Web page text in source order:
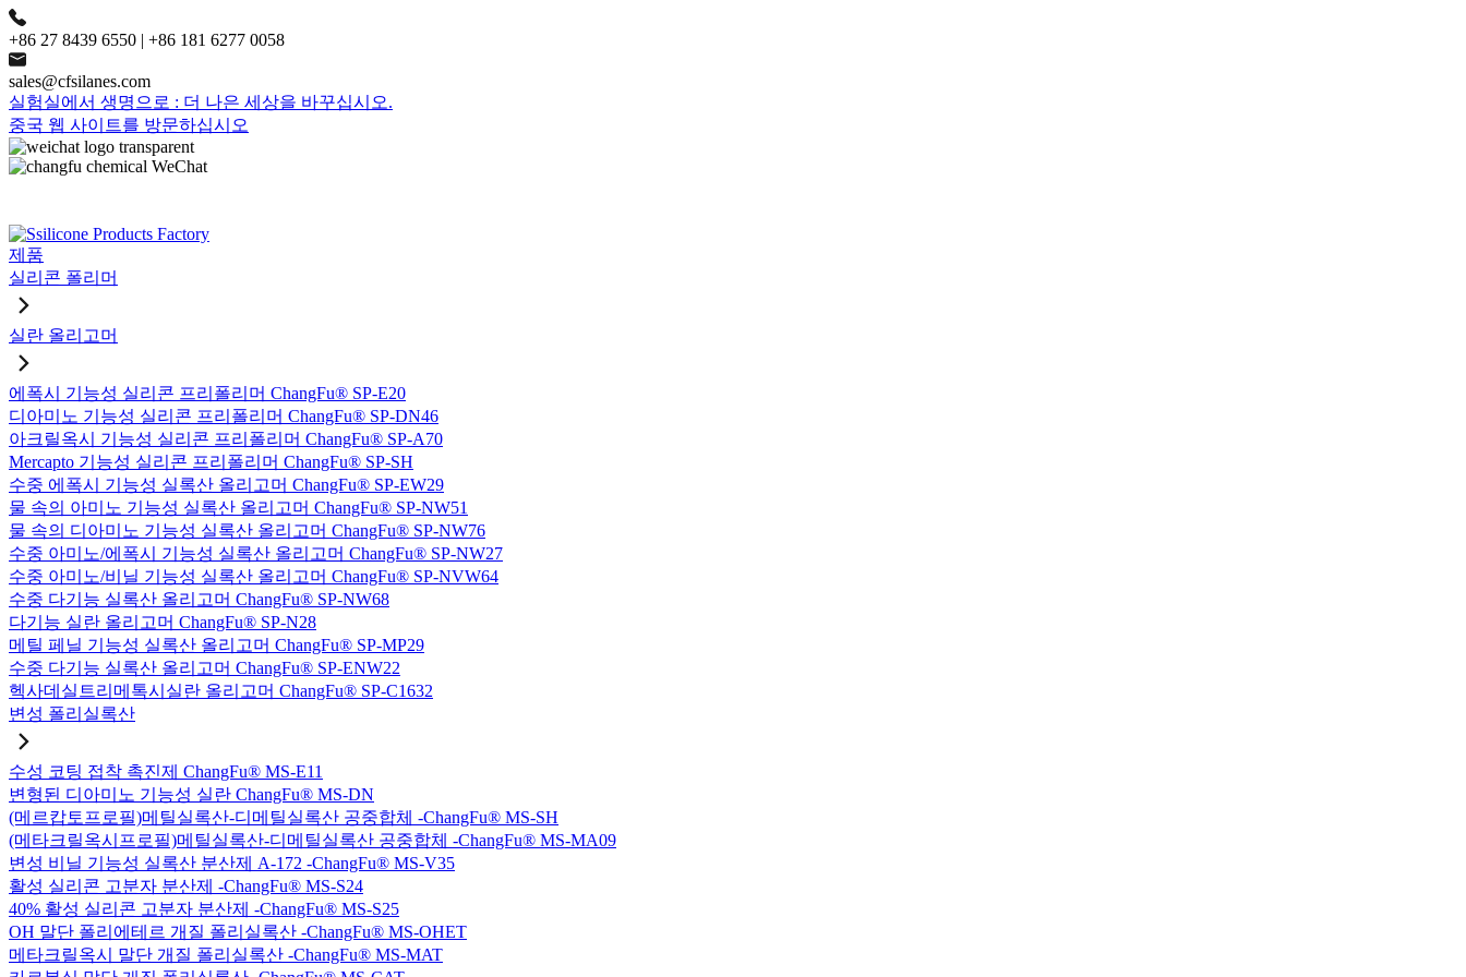
+86 27 8439 6550 | +86 181 6277 0058
sales@cfsilanes.com
실험실에서 생명으로 : 더 나은 세상을 바꾸십시오.
중국 웹 사이트를 방문하십시오
제품
실리콘 폴리머
실란 올리고머
에폭시 기능성 실리콘 프리폴리머 ChangFu® SP-E20
디아미노 기능성 실리콘 프리폴리머 ChangFu® SP-DN46
아크릴옥시 기능성 실리콘 프리폴리머 ChangFu® SP-A70
Mercapto 기능성 실리콘 프리폴리머 ChangFu® SP-SH
수중 에폭시 기능성 실록산 올리고머 ChangFu® SP-EW29
물 속의 아미노 기능성 실록산 올리고머 ChangFu® SP-NW51
물 속의 디아미노 기능성 실록산 올리고머 ChangFu® SP-NW76
수중 아미노/에폭시 기능성 실록산 올리고머 ChangFu® SP-NW27
수중 아미노/비닐 기능성 실록산 올리고머 ChangFu® SP-NVW64
수중 다기능 실록산 올리고머 ChangFu® SP-NW68
다기능 실란 올리고머 ChangFu® SP-N28
메틸 페닐 기능성 실록산 올리고머 ChangFu® SP-MP29
수중 다기능 실록산 올리고머 ChangFu® SP-ENW22
헥사데실트리메톡시실란 올리고머 ChangFu® SP-C1632
변성 폴리실록산
수성 코팅 접착 촉진제 ChangFu® MS-E11
변형된 디아미노 기능성 실란 ChangFu® MS-DN
(메르캅토프로필)메틸실록산-디메틸실록산 공중합체 -ChangFu® MS-SH
(메타크릴옥시프로필)메틸실록산-디메틸실록산 공중합체 -ChangFu® MS-MA09
변성 비닐 기능성 실록산 분산제 A-172 -ChangFu® MS-V35
활성 실리콘 고분자 분산제 -ChangFu® MS-S24
40% 활성 실리콘 고분자 분산제 -ChangFu® MS-S25
OH 말단 폴리에테르 개질 폴리실록산 -ChangFu® MS-OHET
메타크릴옥시 말단 개질 폴리실록산 -ChangFu® MS-MAT